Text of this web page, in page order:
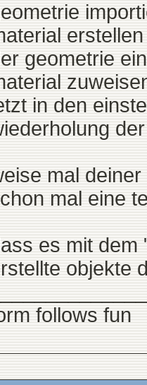
erstellen
geometrie
in den
mal
mal eine
es mit dem
objekte
follows fun